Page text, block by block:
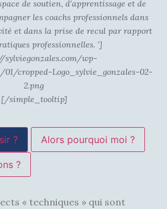
de soutien, d’apprentissage et de
les coachs professionnels dans
et dans la prise de recul par rapport
professionnelles. ‘]
[/simple_tooltip]
? Alors pourquoi moi ?
?
« techniques » qui sont